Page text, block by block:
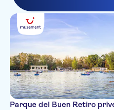
Parque del Buen Retiro